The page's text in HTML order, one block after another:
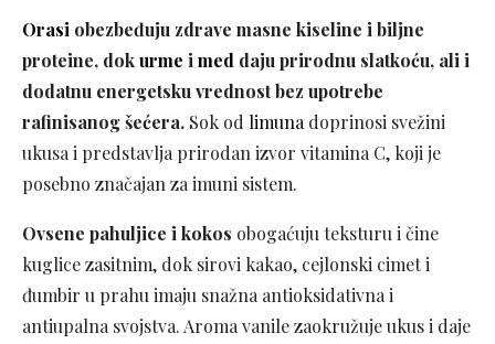
Orasi obezbeđuju zdrave masne kiseline i biljne
proteine, dokurme i med daju prirodnu slatkoću, ali i
dodatnu energetsku vrednost bez upotrebe
rafinisanog šećera. Sok od limuna doprinosi svežini
ukusa i predstavlja prirodan izvor vitamina C, koji je
posebno značajan za imuni sistem.
Ovsene pahuljice i kokos obogaćuju teksturu i čine
kuglice zasitnim, dok sirovi kakao, cejlonski cimet i
đumbir u prahu imaju snažna antioksidativna i
antiupalna svojstva. Aroma vanile zaokružuje ukus i daje